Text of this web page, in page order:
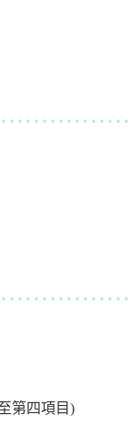
第四項目)